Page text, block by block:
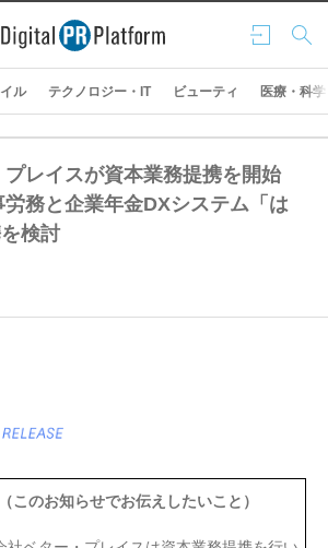
ログ
イン
検索
ル テクノロジー・IT ビューティ 医療・科学
プレイスが資本業務提携を開始
務と企業年金DXシステム「は
検討
このお知らせでお伝えしたいこと）